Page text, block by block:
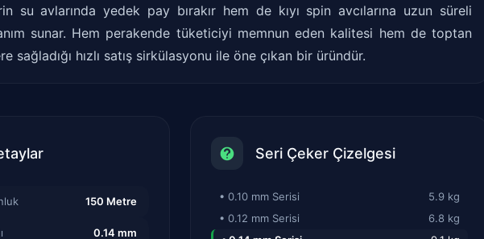
su avlarında yedek pay bırakır hem de kıyı spin avcılarına uzun süreli
sunar. Hem perakende tüketiciyi memnun eden kalitesi hem de toptan
sağladığı hızlı satış sirkülasyonu ile öne çıkan bir üründür.
150 Metre
0.14 mm
Seri Çeker Çizelgesi
• 0.10 mm Serisi
5.9 kg
• 0.12 mm Serisi
6.8 kg